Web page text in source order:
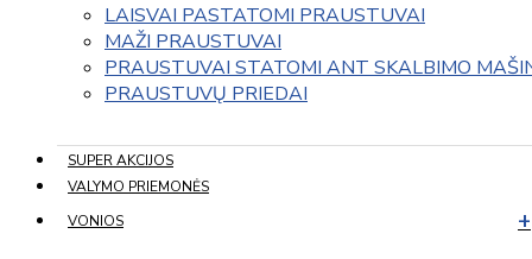
LAISVAI PASTATOMI PRAUSTUVAI
MAŽI PRAUSTUVAI
PRAUSTUVAI STATOMI ANT SKALBIMO
PRAUSTUVŲ PRIEDAI
SUPER AKCIJOS
VALYMO PRIEMONĖS
VONIOS